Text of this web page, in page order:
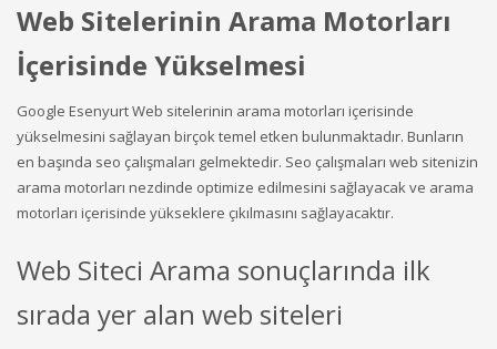
Web Sitelerinin Arama Motorları
İçerisinde Yükselmesi
Google Esenyurt Web sitelerinin arama motorları içerisinde
yükselmesini sağlayan birçok temel etken bulunmaktadır. Bunların
en başında seo çalışmaları gelmektedir. Seo çalışmaları web sitenizin
arama motorları nezdinde optimize edilmesini sağlayacak ve arama
motorları içerisinde yükseklere çıkılmasını sağlayacaktır.
Web Siteci Arama sonuçlarında ilk
sırada yer alan web siteleri